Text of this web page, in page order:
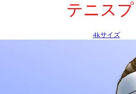
テニスプ
4kサイズ